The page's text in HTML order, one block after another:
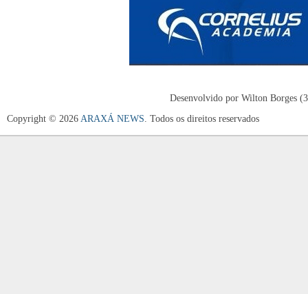
Desenvolvido por Wilton Borges
Copyright © 2026 ARAXÁ NEWS . Todos os direitos reservados